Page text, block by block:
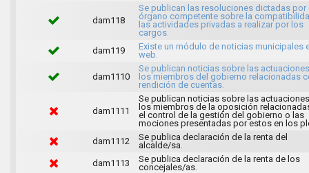
dam118
Se publican las resoluciones dictadas por
órgano competente sobre la
las actividades privadas a realizar por los
cargos.
dam119
Existe un módulo de noticias municipales
web.
dam1110
Se publican noticias sobre las
los miembros del gobierno relacionadas
rendición de cuentas.
dam1111
Se publican noticias sobre las
los miembros de la oposición
el control de la gestión del gobierno o las
mociones presentadas por estos en los
dam1112
Se publica declaración de la renta del
alcalde/sa.
dam1113
Se publica declaración de la renta de los
concejales/as.